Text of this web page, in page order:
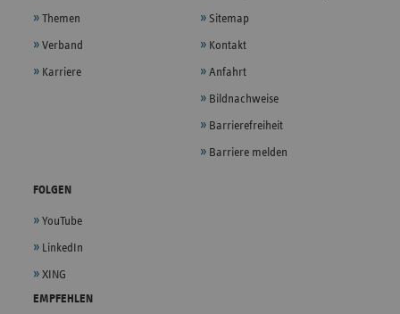
Themen
Verband
Karriere
Sitemap
Kontakt
Anfahrt
Bildnachweise
Barrierefreiheit
Barriere melden
FOLGEN
YouTube
LinkedIn
XING
EMPFEHLEN